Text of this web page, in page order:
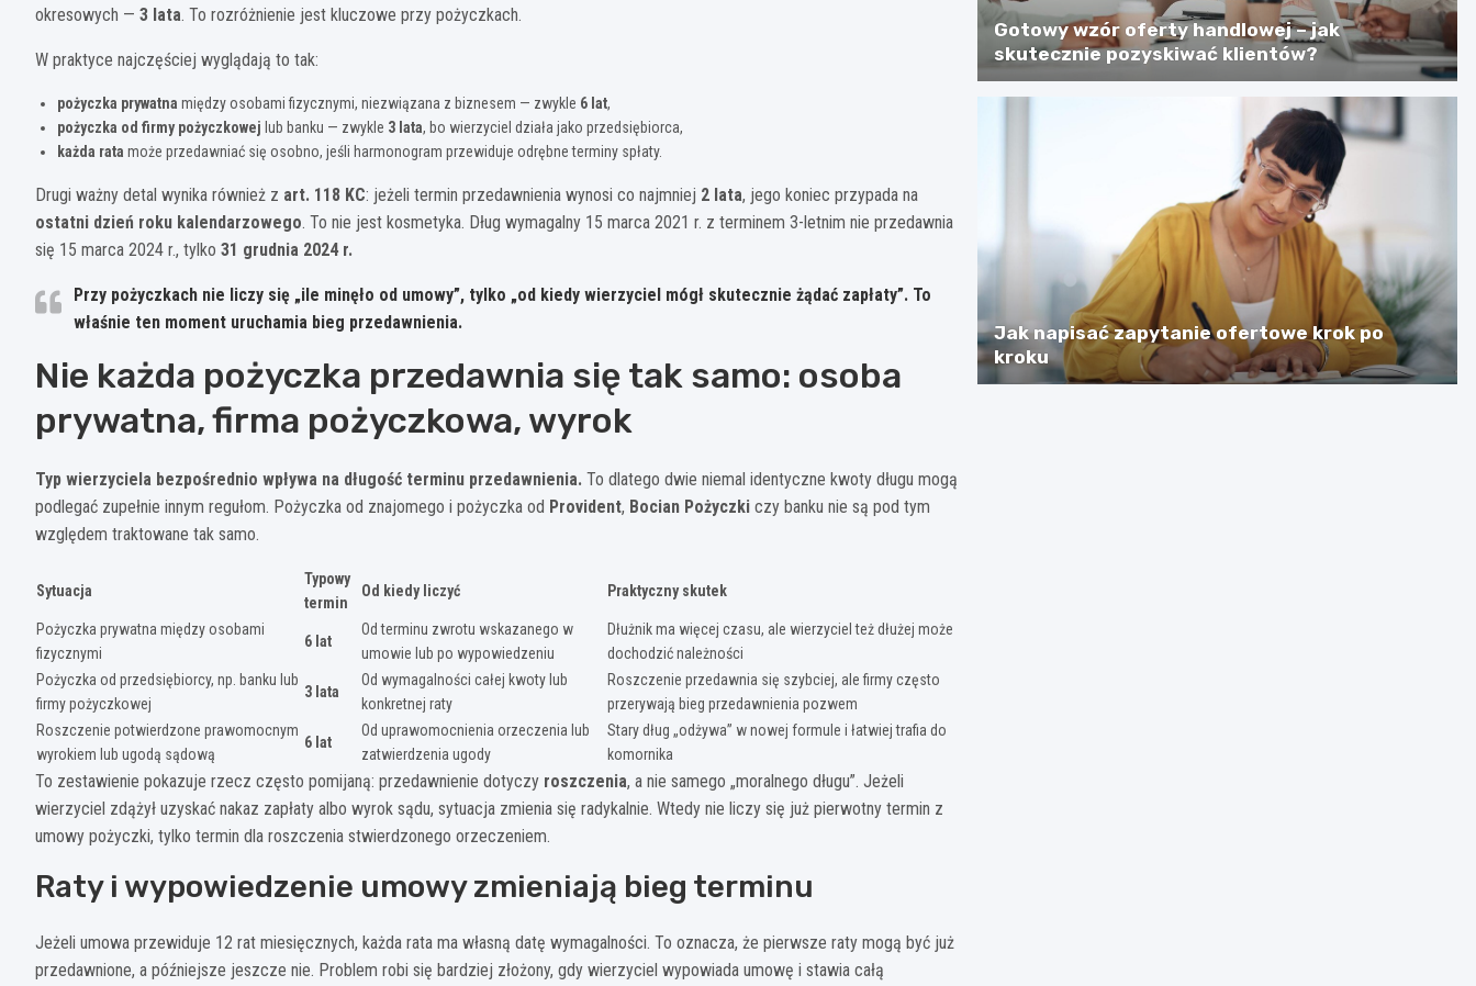
okresowych — 3 lata. To rozróżnienie jest kluczowe przy pożyczkach.
W praktyce najczęściej wyglądają to tak:
pożyczka prywatna między osobami fizycznymi, niezwiązana z biznesem — zwykle 6 lat,
pożyczka od firmy pożyczkowej lub banku — zwykle 3 lata, bo wierzyciel działa jako przedsiębiorca,
każda rata może przedawniać się osobno, jeśli harmonogram przewiduje odrębne terminy spłaty.
Drugi ważny detal wynika również z art. 118 KC: jeżeli termin przedawnienia wynosi co najmniej 2 lata, jego koniec przypada na
ostatni dzień roku kalendarzowego. To nie jest kosmetyka. Dług wymagalny 15 marca 2021 r. z terminem 3-letnim nie przedawnia
się 15 marca 2024 r., tylko 31 grudnia 2024 r.
Przy pożyczkach nie liczy się „ile minęło od umowy”, tylko „od kiedy wierzyciel mógł skutecznie żądać zapłaty”. To
właśnie ten moment uruchamia bieg przedawnienia.
Nie każda pożyczka przedawnia się tak samo: osoba
prywatna, firma pożyczkowa, wyrok
Typ wierzyciela bezpośrednio wpływa na długość terminu przedawnienia. To dlatego dwie niemal identyczne kwoty długu mogą
podlegać zupełnie innym regułom. Pożyczka od znajomego i pożyczka od Provident, Bocian Pożyczki czy banku nie są pod tym
względem traktowane tak samo.
Sytuacja
Typowy
termin
Od kiedy liczyć Praktyczny skutek
Pożyczka prywatna między osobami
fizycznymi
6 lat
Od terminu zwrotu wskazanego w
umowie lub po wypowiedzeniu
Dłużnik ma więcej czasu, ale wierzyciel też dłużej może
dochodzić należności
Pożyczka od przedsiębiorcy, np. banku lub
firmy pożyczkowej
3 lata
Od wymagalności całej kwoty lub
konkretnej raty
Roszczenie przedawnia się szybciej, ale firmy często
przerywają bieg przedawnienia pozwem
Roszczenie potwierdzone prawomocnym
wyrokiem lub ugodą sądową
6 lat
Od uprawomocnienia orzeczenia lub
zatwierdzenia ugody
Stary dług „odżywa” w nowej formule i łatwiej trafia do
komornika
To zestawienie pokazuje rzecz często pomijaną: przedawnienie dotyczy roszczenia, a nie samego „moralnego długu”. Jeżeli
wierzyciel zdążył uzyskać nakaz zapłaty albo wyrok sądu, sytuacja zmienia się radykalnie. Wtedy nie liczy się już pierwotny termin z
umowy pożyczki, tylko termin dla roszczenia stwierdzonego orzeczeniem.
Raty i wypowiedzenie umowy zmieniają bieg terminu
Jeżeli umowa przewiduje 12 rat miesięcznych, każda rata ma własną datę wymagalności. To oznacza, że pierwsze raty mogą być już
przedawnione, a późniejsze jeszcze nie. Problem robi się bardziej złożony, gdy wierzyciel wypowiada umowę i stawia całą
Gotowy wzór oferty handlowej – jak
skutecznie pozyskiwać klientów?
Jak napisać zapytanie ofertowe krok po
kroku